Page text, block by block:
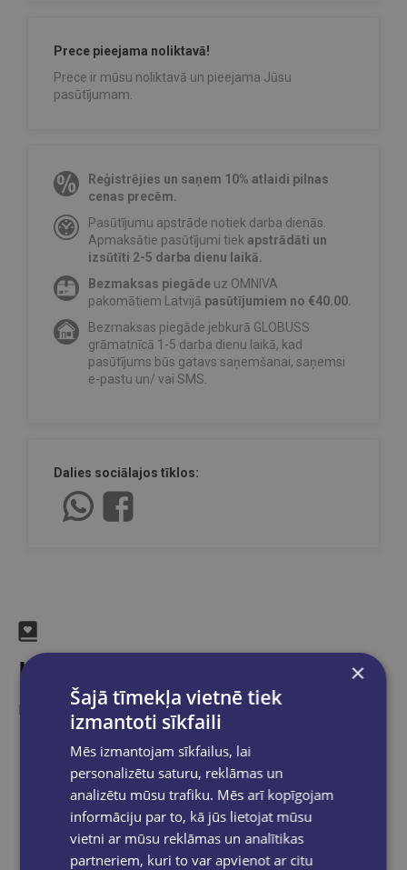
Prece pieejama noliktavā!
Prece ir mūsu noliktavā un pieejama Jūsu
pasūtījumam.
Reģistrējies un saņem 10% atlaidi pilnas
cenas precēm.
Pasūtījumu apstrāde notiek darba dienās.
Apmaksātie pasūtījumi tiek apstrādāti un
izsūtīti 2-5 darba dienu laikā.
Bezmaksas piegāde uz OMNIVA
pakomātiem Latvijā pasūtījumiem no €40.00.
Bezmaksas piegāde jebkurā GLOBUSS
grāmatnīcā 1-5 darba dienu laikā, kad
pasūtījums būs gatavs saņemšanai, saņemsi
e-pastu un/ vai SMS.
Dalies sociālajos tīklos:
Līdzīgas preces
Ieskaties, varbūt noder
×
Šajā tīmekļa vietnē tiek
izmantoti sīkfaili
Mēs izmantojam sīkfailus, lai
personalizētu saturu, reklāmas un
analizētu mūsu trafiku. Mēs arī kopīgojam
informāciju par to, kā jūs lietojat mūsu
vietni ar mūsu reklāmas un analītikas
partneriem, kuri to var apvienot ar citu